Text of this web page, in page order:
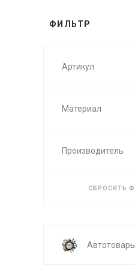
ФИЛЬТР
Артикул
Материал
Производитель
СБРОСИТЬ
Автотовары